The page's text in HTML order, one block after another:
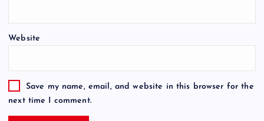
Website
Save my name, email, and website in this browser for the
next time I comment.